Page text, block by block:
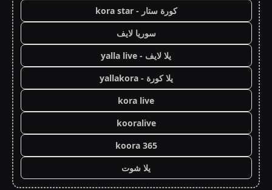
كورة ستار - kora star
سوريا لايف
يلا لايف - yalla live
يلا كورة - yallakora
kora live
kooralive
koora 365
يلا شوت